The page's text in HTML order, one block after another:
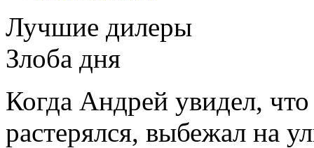
Лучшие дилеры
Злоба дня
Когда Андрей увидел,
растерялся, выбежал на